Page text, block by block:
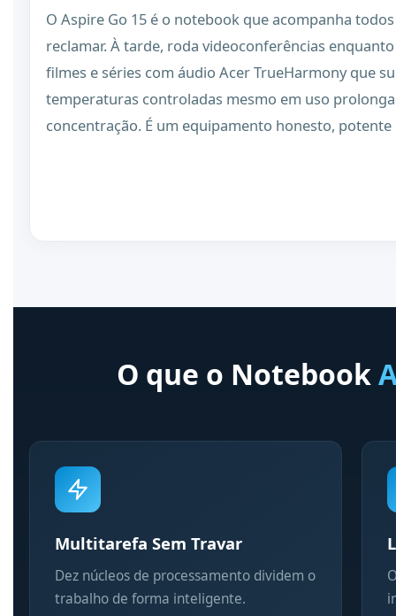
O Aspire Go 15 é o notebook que acompanha
reclamar. À tarde, roda videoconferências
filmes e séries com áudio Acer TrueHarmony que
temperaturas controladas mesmo em uso
concentração. É um equipamento honesto,
O que o Notebook
Multitarefa Sem Travar
Dez núcleos de processamento dividem o
trabalho de forma inteligente.